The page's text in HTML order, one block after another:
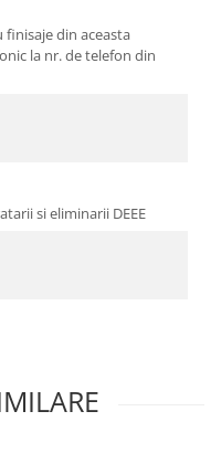
din aceasta
la nr. de telefon din
si eliminarii DEEE